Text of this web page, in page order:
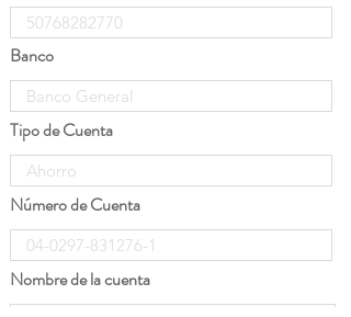
Banco
Tipo de Cuenta
Número de Cuenta
Nombre de la cuenta